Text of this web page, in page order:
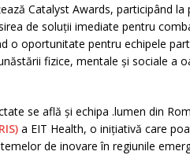
Catalyst Awards, participând la
de soluții imediate pentru
o oportunitate pentru echipele
fizice, mentale și sociale a
se află și echipa .lumen din
a EIT Health, o inițiativă care
de inovare în regiunile